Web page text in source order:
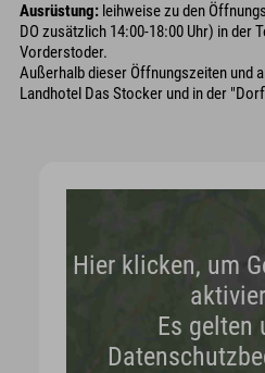
Ausrüstung: leihweise zu den
DO zusätzlich 14:00-18:00 Uhr) in der
Vorderstoder.
Außerhalb dieser Öffnungszeiten und
Landhotel Das Stocker und in der
Hier klicken, um
Es gelten